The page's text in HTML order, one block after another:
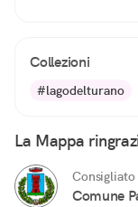
Collezioni
#lagodelturano
La Mappa
Consigliato
Comune